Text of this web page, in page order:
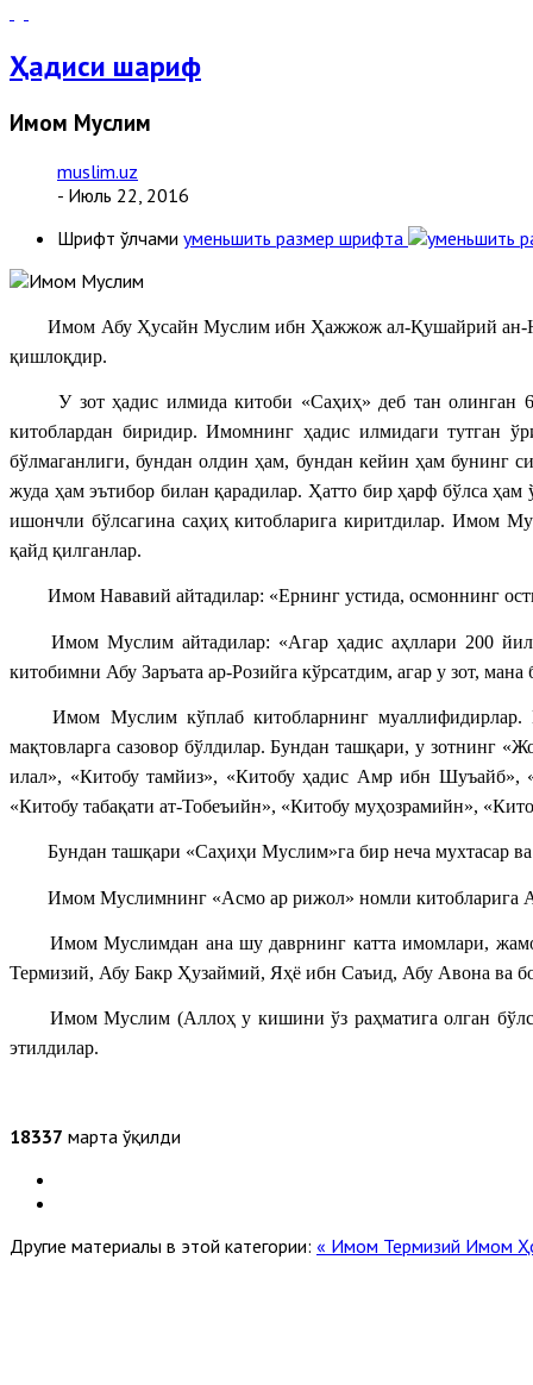
Ҳадиси шариф
Имом Муслим
muslim.uz
- Июль 22, 2016
Шрифт ўлчами уменьшить размер шрифта
Имом Абу Ҳусайн Муслим ибн Ҳажжож ал-Қушайрий ан-
қишлоқдир.
У зот ҳадис илмида китоби «Саҳиҳ» деб тан
китоблардан биридир. Имомнинг ҳадис илмидаги тутган
бўлмаганлиги, бундан олдин ҳам, бундан кейин ҳам бунинг
жуда ҳам эътибор билан қарадилар. Ҳатто бир ҳарф бўлса
ишончли бўлсагина саҳиҳ китобларига киритдилар. Имом
қайд қилганлар.
Имом Нававий айтадилар: «Ернинг устида, осмоннинг
Имом Муслим айтадилар: «Агар ҳадис аҳллари 200
китобимни Абу Заръата ар-Розийга кўрсатдим, агар у зот,
Имом Муслим кўплаб китобларнинг
мақтовларга сазовор бўлдилар. Бундан ташқари, у зотнинг
илал», «Китобу тамйиз», «Китобу ҳадис Амр ибн Шуъайб»,
«Китобу табақати ат-Тобеъийн», «Китобу муҳозрамийн»,
Бундан ташқари «Саҳиҳи Муслим»га бир неча мухтасар
Имом Муслимнинг «Асмо ар рижол» номли китобларига
Имом Муслимдан ана шу даврнинг катта имомлари,
Термизий, Абу Бакр Ҳузаймий, Яҳё ибн Саъид, Абу Авона ва
Имом Муслим (Аллоҳ у кишини ўз раҳматига олган
этилдилар.
18337 марта ўқилди
Другие материалы в этой категории: « Имом Термизий Имом